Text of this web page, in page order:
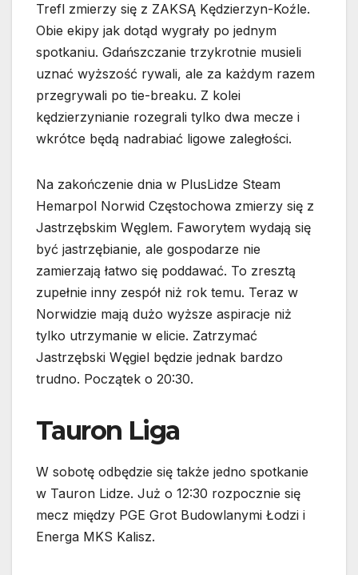
Trefl zmierzy się z ZAKSĄ Kędzierzyn-Koźle.
Obie ekipy jak dotąd wygrały po jednym
spotkaniu. Gdańszczanie trzykrotnie musieli
uznać wyższość rywali, ale za każdym razem
przegrywali po tie-breaku. Z kolei
kędzierzynianie rozegrali tylko dwa mecze i
wkrótce będą nadrabiać ligowe zaległości.
Na zakończenie dnia w PlusLidze Steam
Hemarpol Norwid Częstochowa zmierzy się z
Jastrzębskim Węglem. Faworytem wydają się
być jastrzębianie, ale gospodarze nie
zamierzają łatwo się poddawać. To zresztą
zupełnie inny zespół niż rok temu. Teraz w
Norwidzie mają dużo wyższe aspiracje niż
tylko utrzymanie w elicie. Zatrzymać
Jastrzębski Węgiel będzie jednak bardzo
trudno. Początek o 20:30.
Tauron Liga
W sobotę odbędzie się także jedno spotkanie
w Tauron Lidze. Już o 12:30 rozpocznie się
mecz między PGE Grot Budowlanymi Łodzi i
Energa MKS Kalisz.